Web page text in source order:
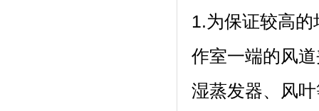
1.为保证较高的
作室一端的风道夹
湿蒸发器、风